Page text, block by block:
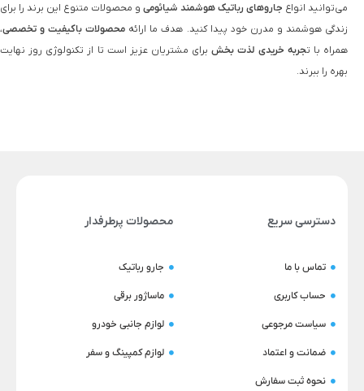
می‌توانید انواع جاروهای رباتیک هوشمند شیائومی و محصولات متنوع این برند را برای
زندگی هوشمند و مدرن خود پیدا کنید. هدف ما ارائه محصولات باکیفیت و تخصصی،
همراه با تجربه خریدی لذت‌ بخشبرای مشتریان عزیز است تا از تکنولوژی روز نهایت
بهره را ببرند.
دسترسی سریع
تماس با ما
حساب کاربری
سیاست مرجوعی
ضمانت و اعتماد
نحوه ثبت سفارش
محصولات پرطرفدار
جارو رباتیک
ماساژور برقی
لوازم جانبی خودرو
لوازم کمپینگ و سفر